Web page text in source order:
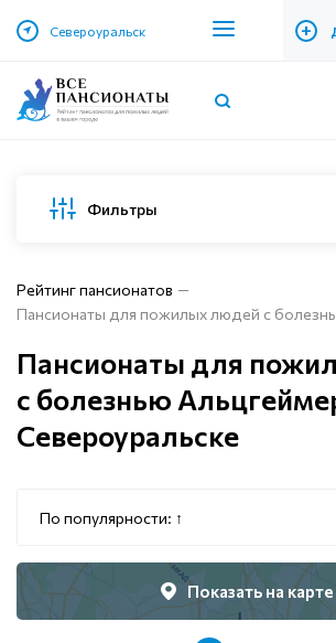
Североуральск +
Фильтры
Рейтинг пансионатов
Пансионаты для пожилых людей с
Пансионаты для
с болезнью
Североуральске
По популярности: ↑
Показать на карте